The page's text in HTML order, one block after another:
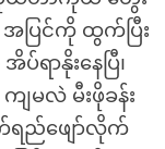
ြင်ကို ထွက်ပြီး
ာနိုးနေပြီ၊
ျမလဲ မီးဖိုခန်း
ရည်ဖျော်လိုက်